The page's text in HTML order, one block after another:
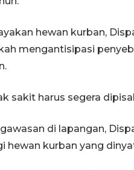
hewan kurban,
mengantisipasi
sakit harus segera
di lapangan,
hewan kurban yang